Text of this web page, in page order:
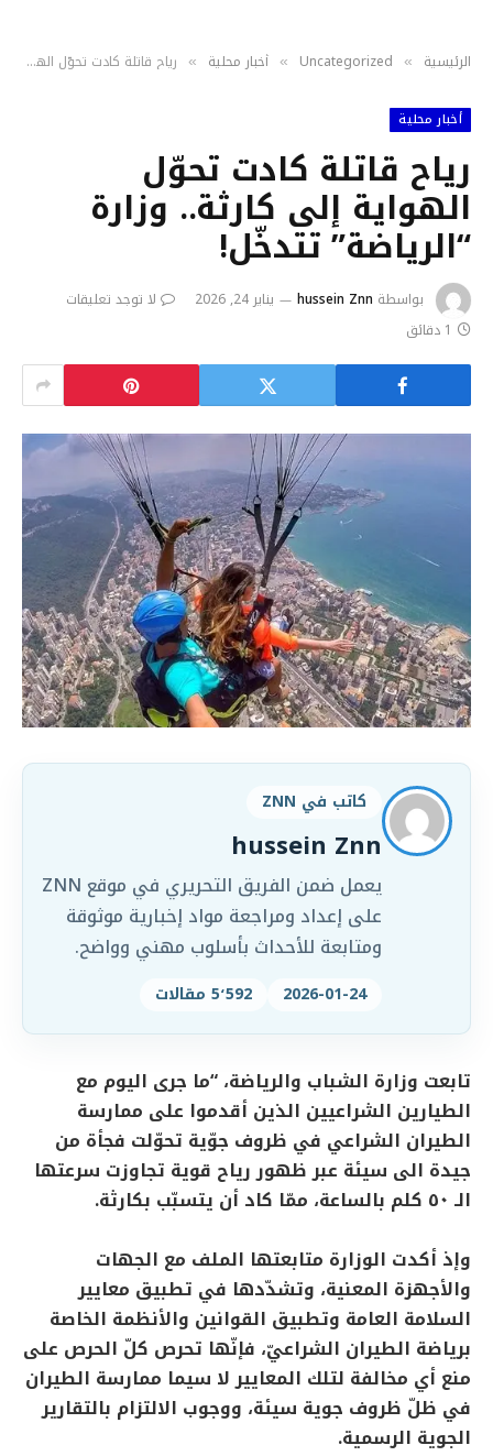
الرئيسية »
Uncategorized
» أخبار محلية » ‏رياح قاتلة كادت تحوّل الهواية إلى كارثة.. وزارة “الرياضة” تتدخّل!
أخبار محلية
‏رياح قاتلة كادت تحوّل
الهواية إلى كارثة.. وزارة
“الرياضة” تتدخّل!
بواسطة hussein Znn يناير 24, 2026
لا توجد تعليقات
1 دقائق
كاتب في ZNN
hussein Znn
يعمل ضمن الفريق التحريري في موقع ZNN
على إعداد ومراجعة مواد إخبارية موثوقة
ومتابعة للأحداث بأسلوب مهني وواضح.
2026-01-24 5٬592 مقالات
تابعت وزارة الشباب والرياضة، “ما جرى اليوم مع
الطيارين الشراعيين الذين أقدموا على ممارسة
الطيران الشراعي في ظروف جوّية تحوّلت فجأة من
جيدة الى سيئة عبر ظهور رياح قوية تجاوزت سرعتها
الـ ٥٠ كلم بالساعة، ممّا كاد أن يتسبّب بكارثة.
وإذ أكدت الوزارة متابعتها الملف مع الجهات
والأجهزة المعنية، وتشدّدها في تطبيق معايير
السلامة العامة وتطبيق القوانين والأنظمة الخاصة
برياضة الطيران الشراعيّ، فإنّها تحرص كلّ الحرص على
منع أي مخالفة لتلك المعايير لا سيما ممارسة الطيران
في ظلّ ظروف جوية سيئة، ووجوب الالتزام بالتقارير
الجوية الرسمية.